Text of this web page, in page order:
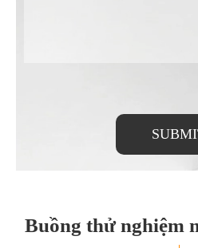
Buồng thử nghiệm